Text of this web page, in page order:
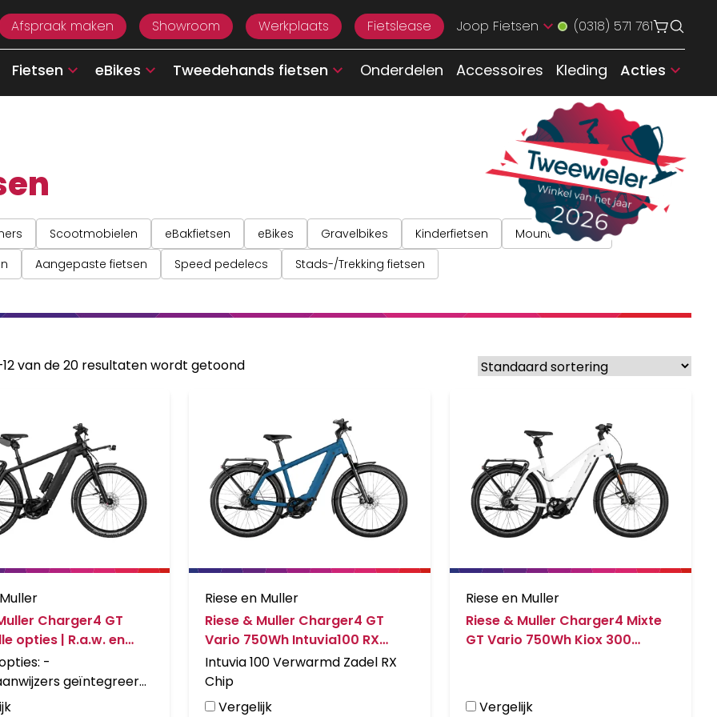
Afspraak maken
Showroom Werkplaats Fietslease Joop Fietsen (0318) 571 761
Fietsen eBikes Tweedehands fietsen Onderdelen Accessoires Kleding Acties
Scootmobielen eBakfietsen eBikes Gravelbikes Kinderfietsen
Mountainbikes
Aangepaste fietsen Speed pedelecs Stads-/Trekking fietsen
van de 20 resultaten wordt getoond
Charger4 GT
opties | R.a.w. en
Matt
-
geïntegreerd
- Koplamp
Riese en Muller
Riese & Muller Charger4 GT
Vario 750Wh Intuvia100 RX
Verwarmd zad Petrol Matt
Intuvia 100 Verwarmd Zadel RX
Chip
Vergelijk
Riese en Muller
Riese & Muller Charger4 Mixte
GT Vario 750Wh Kiox 300
Vergelijk